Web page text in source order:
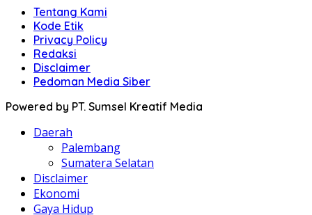
Tentang Kami
Kode Etik
Privacy Policy
Redaksi
Disclaimer
Pedoman Media Siber
Powered by PT. Sumsel Kreatif Media
Daerah
Palembang
Sumatera Selatan
Disclaimer
Ekonomi
Gaya Hidup